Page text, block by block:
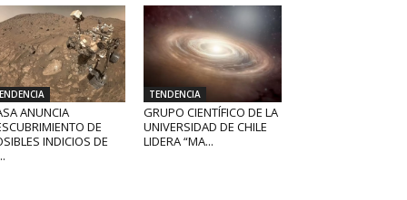
ANUNCIA
DE
INDICIOS DE
TENDENCIA
GRUPO CIENTÍFICO DE LA
UNIVERSIDAD DE CHILE
LIDERA “MA...